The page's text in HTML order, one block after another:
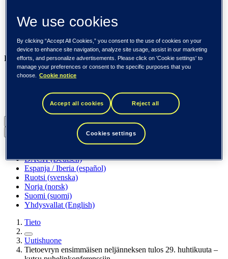
Asiakkaitamme
Näkemyksiä
Liiketoimintamme
Tieto Banktech
Tieto Indtech
Tieto Tech Consulting
DACH (Deutsch)
Espanja / Iberia (español)
Ruotsi (svenska)
Norja (norsk)
Suomi (suomi)
Yhdysvallat (English)
Tieto
Uutishuone
Tietoevryn ensimmäisen neljänneksen tulos 29. huhtikuuta –
We use cookies
By clicking “Accept All Cookies,” you consent to the use of cookies on your
device to enhance site navigation, analyze site usage, assist in our marketing
efforts, and personalize advertisements. Please click on 'Cookie settings' to
manage your preferences or consent to the specific purposes that you
choose.
Cookie notice
Accept all cookies Reject all
Cookies settings